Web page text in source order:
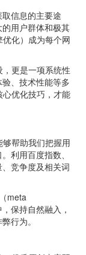
信息的主要途
用户群体和极其
化）成为每个网
更是一项系统性
、技术性能等多
优化技巧，才能
帮助我们把握用
利用百度指数、
竞争度及相关词
meta
保持自然融入，
行为。